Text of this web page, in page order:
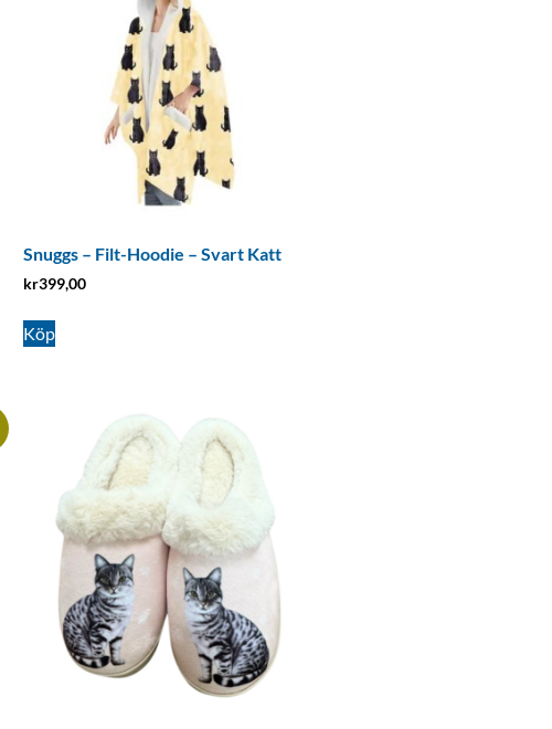
Snuggs – Filt-Hoodie – Svart Katt
kr399,00
Köp